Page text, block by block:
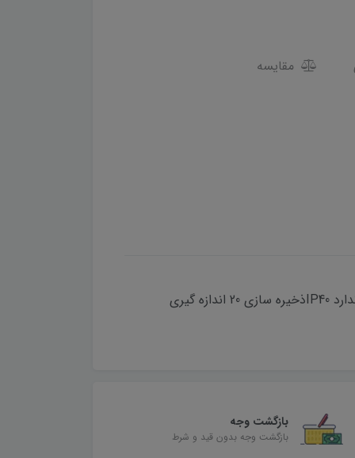
مقایسه
برد 60 متردقت 2 میلی مترمحاسبه مساحت - حجم- MIN-MAX-فیثاغورس مقاوم در برابر رطوبت و گرد و غبار / استاندارد IP40ذخیره سازی 20 اندازه گیری
بازگشت وجه
بازگشت وجه بدون قید و شرط